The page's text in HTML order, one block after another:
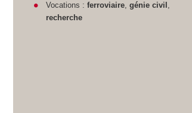
Vocations : ferroviaire, génie civil ,
recherche